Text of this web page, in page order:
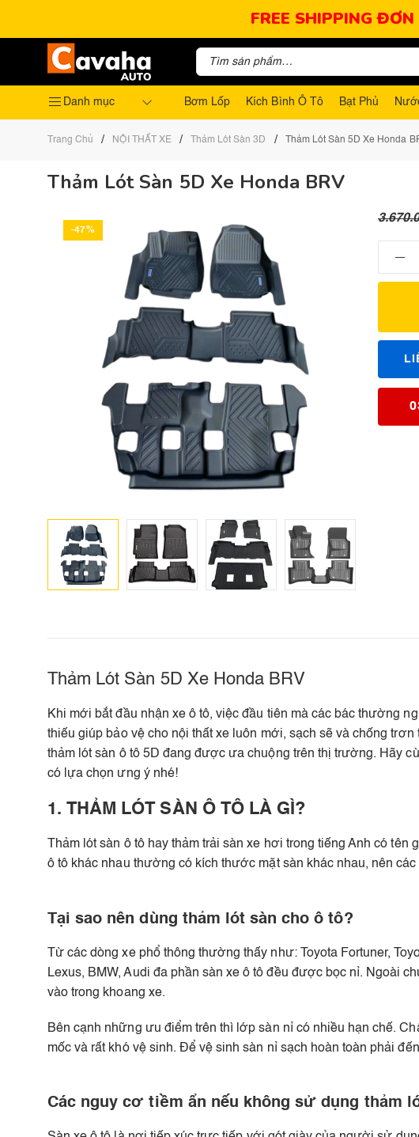
FREE SHIPPING
Danh mục Bơm Lốp Kích Bình Ô Tô Bạt Phủ
Trang Chủ / NỘI THẤT XE / Thảm Lót Sàn 3D / Thảm Lót Sàn 5D Xe Honda
Thảm Lót Sàn 5D Xe Honda BRV
-47%
Thảm Lót Sàn 5D Xe Honda BRV
Khi mới bắt đầu nhận xe ô tô, việc đầu tiên mà các bác thường
thiếu giúp bảo vệ cho nội thất xe luôn mới, sạch sẽ và chống
thảm lót sàn ô tô 5D đang được ưa chuộng trên thị trường. Hãy
có lựa chọn ưng ý nhé!
1. THẢM LÓT SÀN Ô TÔ LÀ GÌ?
Thảm lót sàn ô tô hay thảm trải sàn xe hơi trong tiếng Anh có
ô tô khác nhau thường có kích thước mặt sàn khác nhau, nên
Tại sao nên dùng thảm lót sàn cho ô tô?
Từ các dòng xe phổ thông thường thấy như: Toyota Fortuner,
Lexus, BMW, Audi đa phần sàn xe ô tô đều được bọc nỉ. Ngoài
vào trong khoang xe.
Bên cạnh những ưu điểm trên thì lớp sàn nỉ có nhiều hạn chế.
mốc và rất khó vệ sinh. Để vệ sinh sàn nỉ sạch hoàn toàn phải
Các nguy cơ tiềm ẩn nếu không sử dụng thảm